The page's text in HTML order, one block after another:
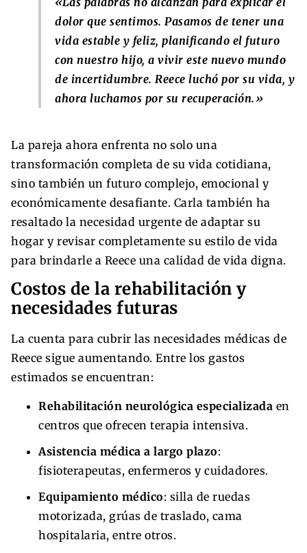
dolor que sentimos. Pasamos de tener una
vida estable y feliz, planificando el futuro
con nuestro hijo, a vivir este nuevo mundo
de incertidumbre. Reece luchó por su vida, y
ahora luchamos por su recuperación.»
La pareja ahora enfrenta no solo una
transformación completa de su vida cotidiana,
sino también un futuro complejo, emocional y
económicamente desafiante. Carla también ha
resaltado la necesidad urgente de adaptar su
hogar y revisar completamente su estilo de vida
para brindarle a Reece una calidad de vida digna.
Costos de la rehabilitación y
necesidades futuras
La cuenta para cubrir las necesidades médicas de
Reece sigue aumentando. Entre los gastos
estimados se encuentran:
Rehabilitación neurológica especializada en
centros que ofrecen terapia intensiva.
Asistencia médica a largo plazo:
fisioterapeutas, enfermeros y cuidadores.
Equipamiento médico: silla de ruedas
motorizada, grúas de traslado, cama
hospitalaria, entre otros.